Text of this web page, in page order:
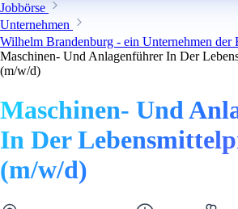
Jobbörse
Unternehmen
Wilhelm Brandenburg - ein Unternehmen
Maschinen- Und Anlagenführer In Der
(m/w/d)
Maschinen- Und
In Der
(m/w/d)